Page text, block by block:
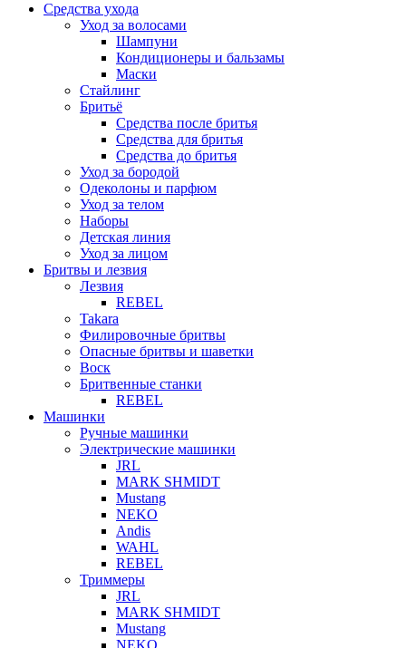
Средства ухода
Уход за волосами
Шампуни
Кондиционеры и бальзамы
Маски
Стайлинг
Бритьё
Средства после бритья
Средства для бритья
Средства до бритья
Уход за бородой
Одеколоны и парфюм
Уход за телом
Наборы
Детская линия
Уход за лицом
Бритвы и лезвия
Лезвия
REBEL
Takara
Филировочные бритвы
Опасные бритвы и шаветки
Воск
Бритвенные станки
REBEL
Машинки
Ручные машинки
Электрические машинки
JRL
MARK SHMIDT
Mustang
NEKO
Andis
WAHL
REBEL
Триммеры
JRL
MARK SHMIDT
Mustang